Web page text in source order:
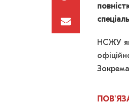
НСЖУ як